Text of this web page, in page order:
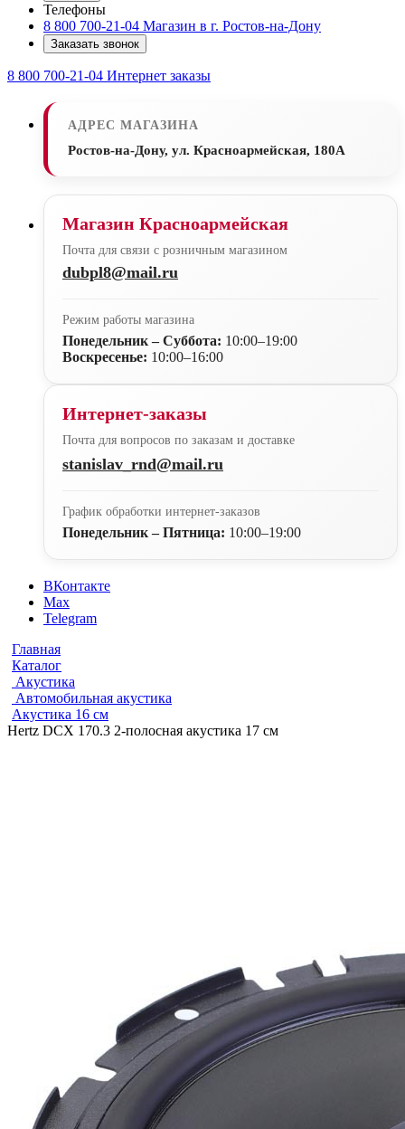
Телефоны
8 800 700-21-04 Магазин в г. Ростов-на-Дону
Заказать звонок
8 800 700-21-04 Интернет заказы
АДРЕС МАГАЗИНА
Ростов-на-Дону, ул. Красноармейская, 180А
Магазин Красноармейская
Почта для связи с розничным магазином
dubpl8@mail.ru
Режим работы магазина
Понедельник – Суббота: 10:00–19:00
Воскресенье: 10:00–16:00
Интернет-заказы
Почта для вопросов по заказам и доставке
stanislav_rnd@mail.ru
График обработки интернет-заказов
Понедельник – Пятница: 10:00–19:00
ВКонтакте
Max
Telegram
Главная
Каталог
Акустика
Автомобильная акустика
Акустика 16 см
Hertz DCX 170.3 2-полосная акустика 17 см